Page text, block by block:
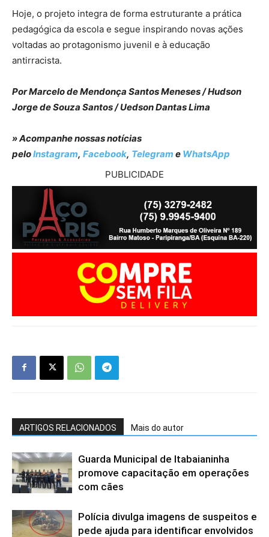
Hoje, o projeto integra de forma estruturante a prática
pedagógica da escola e segue inspirando novas ações
voltadas ao protagonismo juvenil e à educação
antirracista.
Por Marcelo de Mendonça Santos Meneses / Hudson
Jorge de Souza Santos / Uedson Dantas Lima
» Acompanhe nossas notícias
peloInstagram, Facebook, Telegram e WhatsApp
PUBLICIDADE
ARTIGOS RELACIONADOS Mais do autor
Guarda Municipal de Itabaianinha
promove capacitação em operações
com cães
Polícia divulga imagens de suspeitos e
pede ajuda para identificar envolvidos